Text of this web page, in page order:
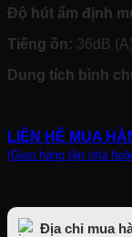
Độ hút ẩm định
Tiếng ồn: 36dB (A)
Dung tích bình
LIÊN HỆ MUA
(Giao hàng tận nhà
Địa chỉ mua